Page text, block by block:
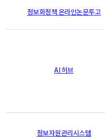
정보화정책 온라인논문투고
AI 허브
정보자원관리시스템